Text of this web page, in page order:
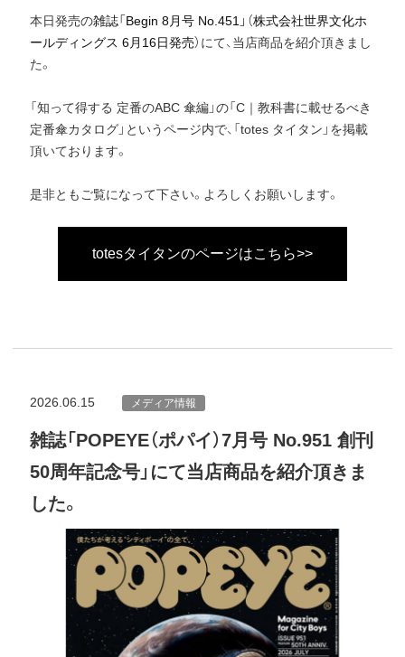
本日発売の雑誌「Begin 8月号 No.451」（株式会社世界文化ホ
ールディングス 6月16日発売） にて、当店商品を紹介頂きまし
た。
「知って得する 定番のABC 傘編」の「C｜教科書に載せるべき
定番傘カタログ」というページ内で、「totes タイタン」を掲載
頂いております。
是非ともご覧になって下さい。よろしくお願いします。
totesタイタンのページはこちら>>
2026.06.15 メディア情報
雑誌「POPEYE（ポパイ）7月号 No.951 創刊
50周年記念号」にて当店商品を紹介頂きま
した。